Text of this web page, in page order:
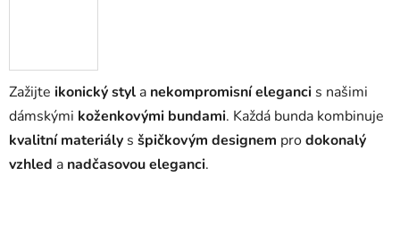
Zažijte ikonický styl a nekompromisní eleganci s našimi
dámskými koženkovými bundami. Každá bunda kombinuje
kvalitní materiály s špičkovým designem prodokonalý
vzhled a nadčasovou eleganci.